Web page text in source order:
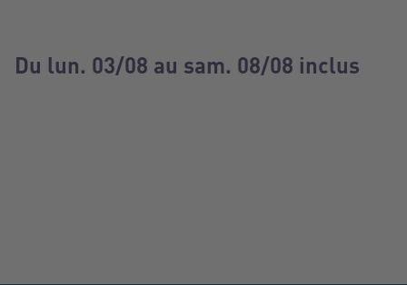
Du lun. 03/08 au sam. 08/08 inclus